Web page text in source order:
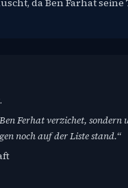
da Ben Farhat
Ferhat verzichet, sondern
noch auf der Liste stand.“